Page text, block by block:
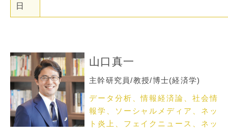
日
山口真一
主幹研究員/教授/博士(経済学)
データ分析、情報経済論、社会情
報学、ソーシャルメディア、ネッ
ト炎上、フェイクニュース、ネッ